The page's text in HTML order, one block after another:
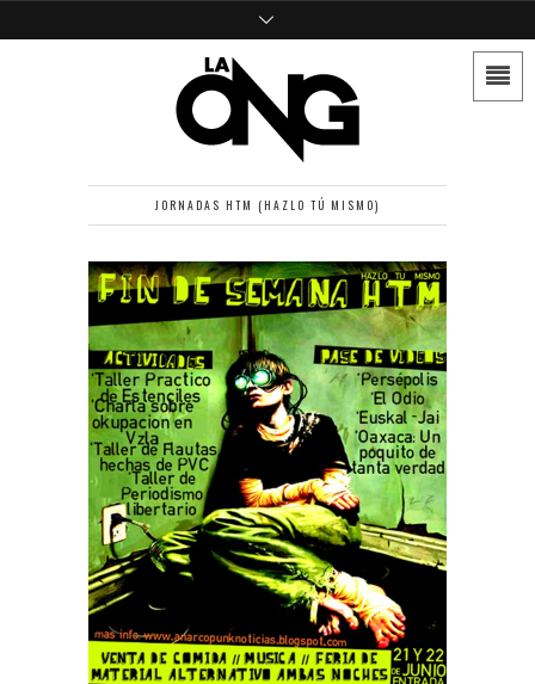
JORNADAS HTM (HAZLO TÚ MISMO)